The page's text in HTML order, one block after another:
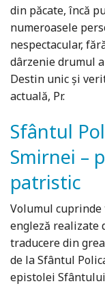
din păcate, încă
numeroasele
nespectacular,
dârzenie drumul
Destin unic şi
actuală, Pr.
Sfântul
Smirnei –
patristic
Volumul
engleză realizate
traducere din
de la Sfântul
epistolei